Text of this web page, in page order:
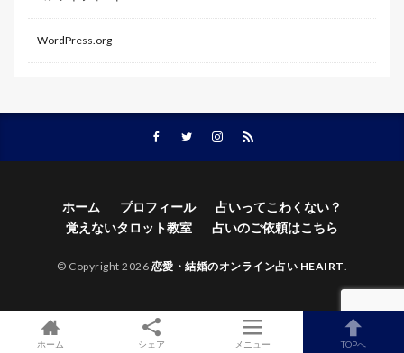
WordPress.org
ホーム プロフィール
占いってこわくない？
覚えないタロット教室
占いのご依頼はこちら
© Copyright 2026 恋愛・結婚のオンライン占い HEAIRT
ホーム シェア メニュー TOPへ